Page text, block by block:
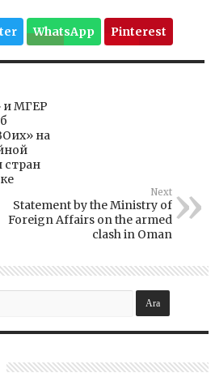
WhatsApp Pinterest
и МГЕР
на
стран
Next
Statement by the Ministry of
Foreign Affairs on the armed
clash in Oman